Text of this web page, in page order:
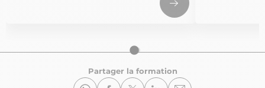
Partager la formation